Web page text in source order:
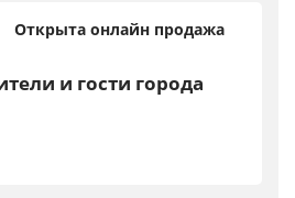
онлайн продажа
и гости города